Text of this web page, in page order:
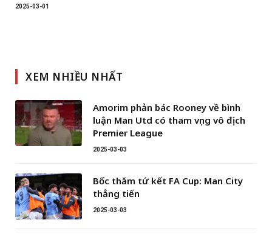
2025-03-01
XEM NHIỀU NHẤT
Amorim phản bác Rooney về bình
luận Man Utd có tham vọng vô địch
Premier League
2025-03-03
Bốc thăm tứ kết FA Cup: Man City
thẳng tiến
2025-03-03